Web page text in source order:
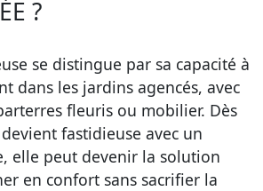
?
se distingue par sa capacité à
dans les jardins agencés, avec
fleuris ou mobilier. Dès
fastidieuse avec un
elle peut devenir la solution
en confort sans sacrifier la